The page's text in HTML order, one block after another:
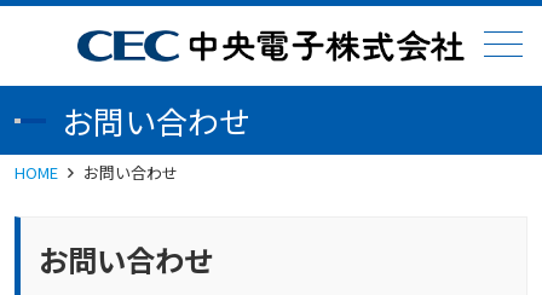
メニュー
お問い合わせ
HOME お問い合わせ
お問い合わせ